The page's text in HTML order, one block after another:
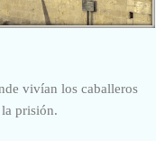
vivían los caballeros
prisión.